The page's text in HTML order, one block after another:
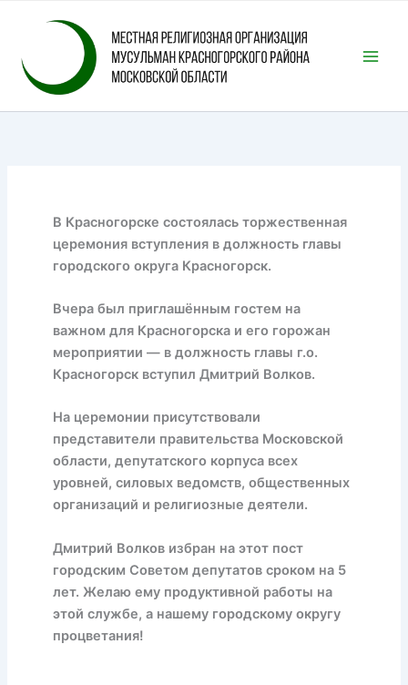
содержимому
В Красногорске состоялась торжественная
церемония вступления в должность главы
городского округа Красногорск.
Вчера был приглашённым гостем на
важном для Красногорска и его горожан
мероприятии — в должность главы г.о.
Красногорск вступил Дмитрий Волков.
На церемонии присутствовали
представители правительства Московской
области, депутатского корпуса всех
уровней, силовых ведомств, общественных
организаций и религиозные деятели.
Дмитрий Волков избран на этот пост
городским Советом депутатов сроком на 5
лет. Желаю ему продуктивной работы на
этой службе, а нашему городскому округу
процветания!